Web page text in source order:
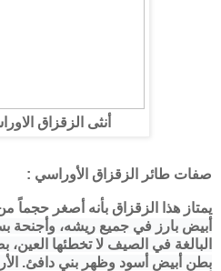
أنثى الزقزاق
صفات طائر الزقزاق الأوراسي :
يمتاز هذا الزقزاق بأنه أصغر حجماً
أبيض بارز في جميع ريشه، وأجنحة
البالغة في الصيف لا تخطئها
بطن أبيض أسود وظهر بني دافئ.